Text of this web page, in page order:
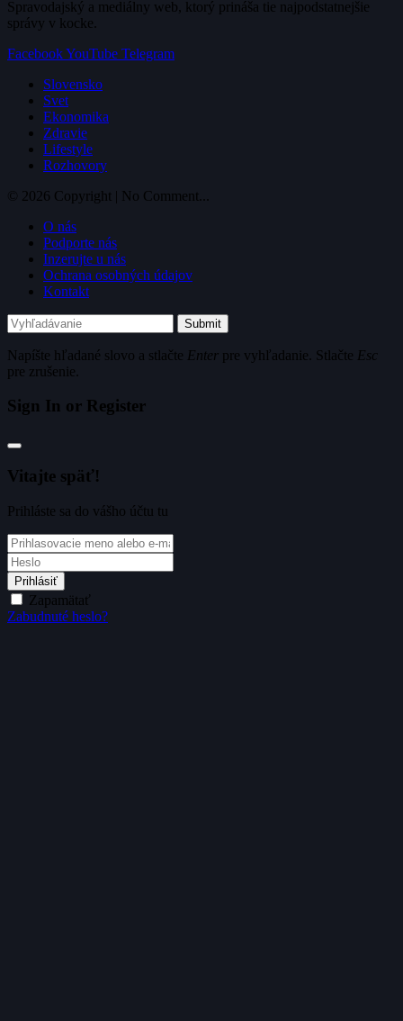
Spravodajský a mediálny web, ktorý prináša tie najpodstatnejšie
správy v kocke.
FacebookYouTube Telegram
Slovensko
Svet
Ekonomika
Zdravie
Lifestyle
Rozhovory
© 2026 Copyright | No Comment...
O nás
Podporte nás
Inzerujte u nás
Ochrana osobných údajov
Kontakt
Submit
Napíšte hľadané slovo a stlačte Enter pre vyhľadanie. Stlačte Esc
pre zrušenie.
Sign In or Register
Vitajte späť!
Prihláste sa do vášho účtu tu
Prihlásiť
Zapamätať
Zabudnuté heslo?